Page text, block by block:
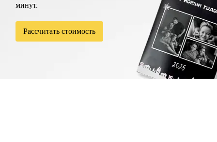
минут.
Рассчитать стоимость